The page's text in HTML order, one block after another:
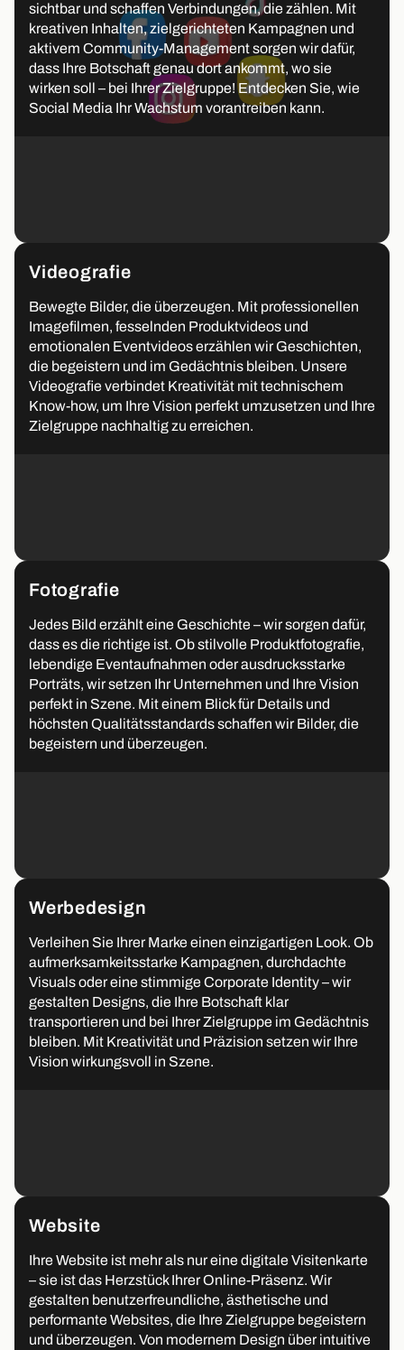
sichtbar und schaffen Verbindungen, die zählen. Mit
kreativen Inhalten, zielgerichteten Kampagnen und
aktivem Community-Management sorgen wir dafür,
dass Ihre Botschaft genau dort ankommt, wo sie
wirken soll – bei Ihrer Zielgruppe! Entdecken Sie, wie
Social Media Ihr Wachstum vorantreiben kann.
Videografie
Bewegte Bilder, die überzeugen. Mit professionellen
Imagefilmen, fesselnden Produktvideos und
emotionalen Eventvideos erzählen wir Geschichten,
die begeistern und im Gedächtnis bleiben. Unsere
Videografie verbindet Kreativität mit technischem
Know-how, um Ihre Vision perfekt umzusetzen und Ihre
Zielgruppe nachhaltig zu erreichen.
Fotografie
Jedes Bild erzählt eine Geschichte – wir sorgen dafür,
dass es die richtige ist. Ob stilvolle Produktfotografie,
lebendige Eventaufnahmen oder ausdrucksstarke
Porträts, wir setzen Ihr Unternehmen und Ihre Vision
perfekt in Szene. Mit einem Blick für Details und
höchsten Qualitätsstandards schaffen wir Bilder, die
begeistern und überzeugen.
Werbedesign
Verleihen Sie Ihrer Marke einen einzigartigen Look. Ob
aufmerksamkeitsstarke Kampagnen, durchdachte
Visuals oder eine stimmige Corporate Identity – wir
gestalten Designs, die Ihre Botschaft klar
transportieren und bei Ihrer Zielgruppe im Gedächtnis
bleiben. Mit Kreativität und Präzision setzen wir Ihre
Vision wirkungsvoll in Szene.
Website
Ihre Website ist mehr als nur eine digitale Visitenkarte
– sie ist das Herzstück Ihrer Online-Präsenz. Wir
gestalten benutzerfreundliche, ästhetische und
performante Websites, die Ihre Zielgruppe begeistern
und überzeugen. Von modernem Design über intuitive